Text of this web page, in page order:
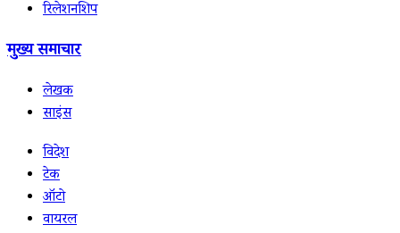
रिलेशनशिप
मुख्य समाचार
लेखक
साइंस
विदेश
टेक
ऑटो
वायरल